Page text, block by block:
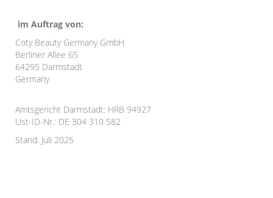
im Auftrag von:
Coty Beauty Germany GmbH
Berliner Allee 65
64295 Darmstadt
Germany
Amtsgericht Darmstadt: HRB 94927
Ust-ID-Nr.: DE 304 310 582
Stand: Juli 2025